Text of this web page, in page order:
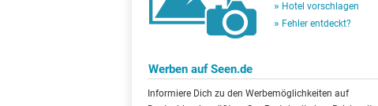
Hotel vorschlagen
Fehler entdeckt?
Werben auf Seen.de
Informiere Dich zu den Werbemöglichkeiten auf